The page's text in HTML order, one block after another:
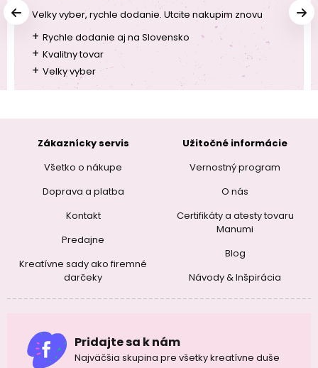
Velky vyber, rychle dodanie. Utcite nakupim znovu
+ Rychle dodanie aj na Slovensko
+ Kvalitny tovar
+ Velky vyber
Zákaznícky servis
Všetko o nákupe
Doprava a platba
Kontakt
Predajne
Kreatívne sady ako firemné
darčeky
Užitočné informácie
Vernostný program
O nás
Certifikáty a atesty tovaru
Manumi
Blog
Návody & Inšpirácia
Pridajte sa k nám
Najväčšia skupina pre všetky kreatívne duše